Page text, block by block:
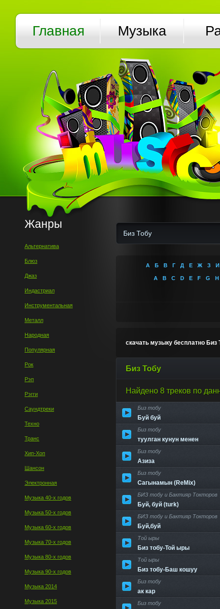
Главная Музыка
Жанры
Альтернатива
Блюз
Джаз
Индастриал
Инструментальная
Металл
Народная
Популярная
Рок
Рэп
Рэгги
Саундтреки
Техно
Транс
Хип-Хоп
Шансон
Электронная
Музыка 40-х годов
Музыка 50-х годов
Музыка 60-х годов
Музыка 70-х годов
Музыка 80-х годов
Музыка 90-х годов
Музыка 2014
Музыка 2015
А Б В Г Д Е Ж З И
A B C D E F G H
скачать музыку бесплатно
Биз Тобу
Найдено 8 треков по
Биз тобу
Буй буй
Биз тобу
туулган кунун менен
Биз тобу
Азиза
Биз тобу
Сагынамын (ReMix)
БИЗ тобу и Бактияр Токторов
Буй, буй (turk)
БИЗ тобу и Бактияр Токторов
Буй,буй
Той ыры
Биз тобу-Той ыры
Той ыры
Биз тобу-Баш кошуу
Биз тобу
ак кар
Биз тобу